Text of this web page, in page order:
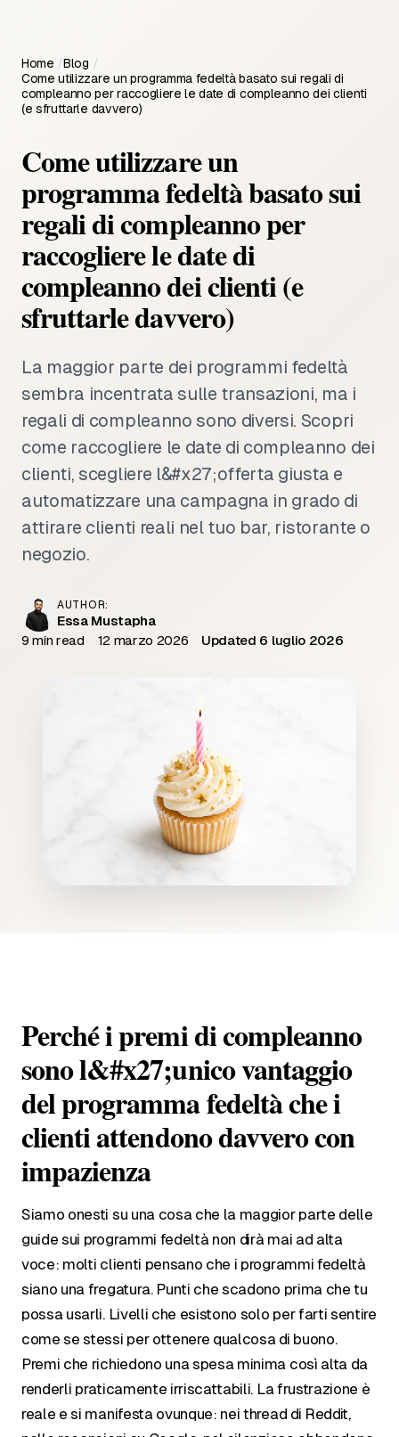
Home /Blog /
Come utilizzare un programma fedeltà basato sui regali di
compleanno per raccogliere le date di compleanno dei clienti
(e sfruttarle davvero)
Come utilizzare un
programma fedeltà basato sui
regali di compleanno per
raccogliere le date di
compleanno dei clienti (e
sfruttarle davvero)
La maggior parte dei programmi fedeltà
sembra incentrata sulle transazioni, ma i
regali di compleanno sono diversi. Scopri
come raccogliere le date di compleanno dei
clienti, scegliere l&#x27;offerta giusta e
automatizzare una campagna in grado di
attirare clienti reali nel tuo bar, ristorante o
negozio.
AUTHOR:
Essa Mustapha
9 min read
12 marzo 2026 Updated 6 luglio 2026
Perché i premi di compleanno
sono l&#x27;unico vantaggio
del programma fedeltà che i
clienti attendono davvero con
impazienza
Siamo onesti su una cosa che la maggior parte delle
guide sui programmi fedeltà non dirà mai ad alta
voce: molti clienti pensano che i programmi fedeltà
siano una fregatura. Punti che scadono prima che tu
possa usarli. Livelli che esistono solo per farti sentire
come se stessi per ottenere qualcosa di buono.
Premi che richiedono una spesa minima così alta da
renderli praticamente irriscattabili. La frustrazione è
reale e si manifesta ovunque: nei thread di Reddit,